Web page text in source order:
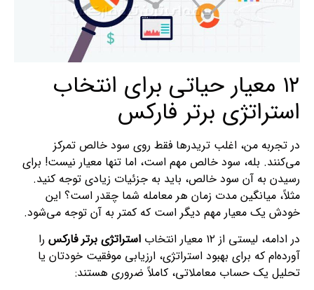
۱۲ معیار حیاتی برای انتخاب
استراتژی برتر فارکس
در تجربه من، اغلب تریدرها فقط روی سود خالص تمرکز
می‌کنند. بله، سود خالص مهم است، اما تنها معیار نیست! برای
رسیدن به آن سود خالص، باید به جزئیات زیادی توجه کنید.
مثلاً، میانگین مدت زمان هر معامله شما چقدر است؟ این
خودش یک معیار مهم دیگر است که کمتر به آن توجه می‌شود.
در ادامه، لیستی از ۱۲ معیار انتخاب
استراتژی برتر فارکس را
آورده‌ام که برای بهبود استراتژی، ارزیابی موفقیت خودتان یا
تحلیل یک حساب معاملاتی، کاملاً ضروری هستند: